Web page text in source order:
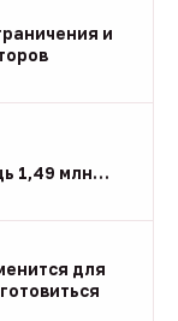
и
1,49 млн
для